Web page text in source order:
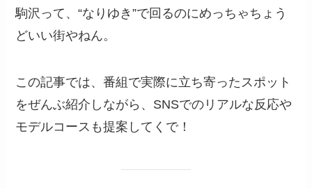
駒沢って、“なりゆき”で回るのにめっちゃちょう
どいい街やねん。
この記事では、番組で実際に立ち寄ったスポット
をぜんぶ紹介しながら、SNSでのリアルな反応や
モデルコースも提案してくで！